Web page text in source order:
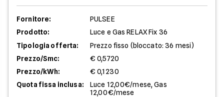
Fornitore:
PULSEE
Prodotto:
Luce e Gas RELAX Fix 36
Tipologia offerta:
Prezzo fisso (bloccato: 36 mesi)
Prezzo/Smc:
€ 0,5720
Prezzo/kWh:
€ 0,1230
Quota fissa inclusa:
Luce 12,00€/mese, Gas
12,00€/mese